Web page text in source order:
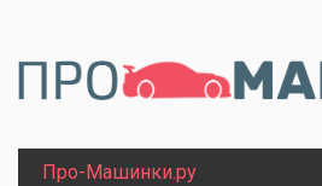
Про-Машинки.ру